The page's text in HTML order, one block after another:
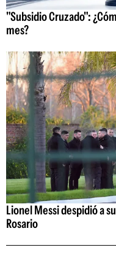
"Subsidio Cruzado":
mes?
Lionel Messi despidió a
Rosario